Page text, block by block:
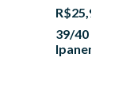
R$25,90
39/40
Ipanema